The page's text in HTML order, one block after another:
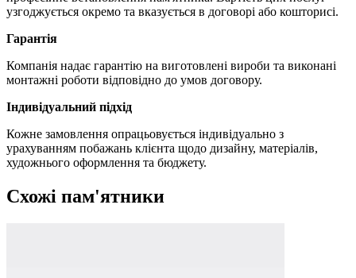
узгоджується окремо та вказується в договорі або кошторисі.
Гарантія
Компанія надає гарантію на виготовлені вироби та виконані
монтажні роботи відповідно до умов договору.
Індивідуальний підхід
Кожне замовлення опрацьовується індивідуально з
урахуванням побажань клієнта щодо дизайну, матеріалів,
художнього оформлення та бюджету.
Схожі пам'ятники